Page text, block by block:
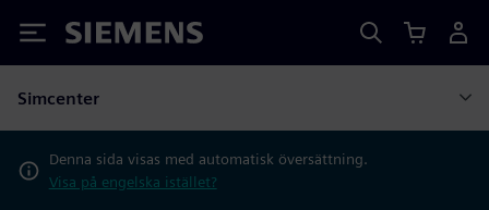
Siemens
Simcenter
Denna sida visas med automatisk översättning.
Visa på engelska istället?